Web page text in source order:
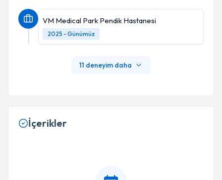
VM Medical Park Pendik Hastanesi
2025 - Günümüz
11 deneyim daha
İçerikler